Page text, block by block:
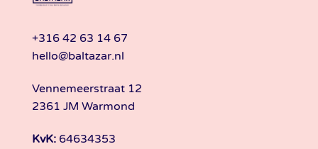
+316 42 63 14 67
hello@baltazar.nl
Vennemeerstraat 12
2361 JM Warmond
KvK: 64634353